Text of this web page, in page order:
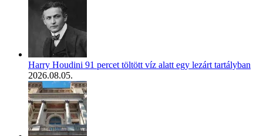
Harry Houdini 91 percet töltött víz alatt egy lezárt tartályban
2026.08.05.